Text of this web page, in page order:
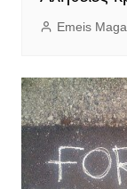
Emeis